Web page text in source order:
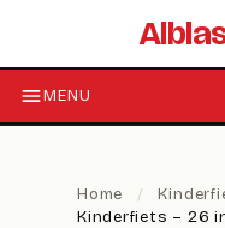
MENU
Home /
Kinderfiets – 26